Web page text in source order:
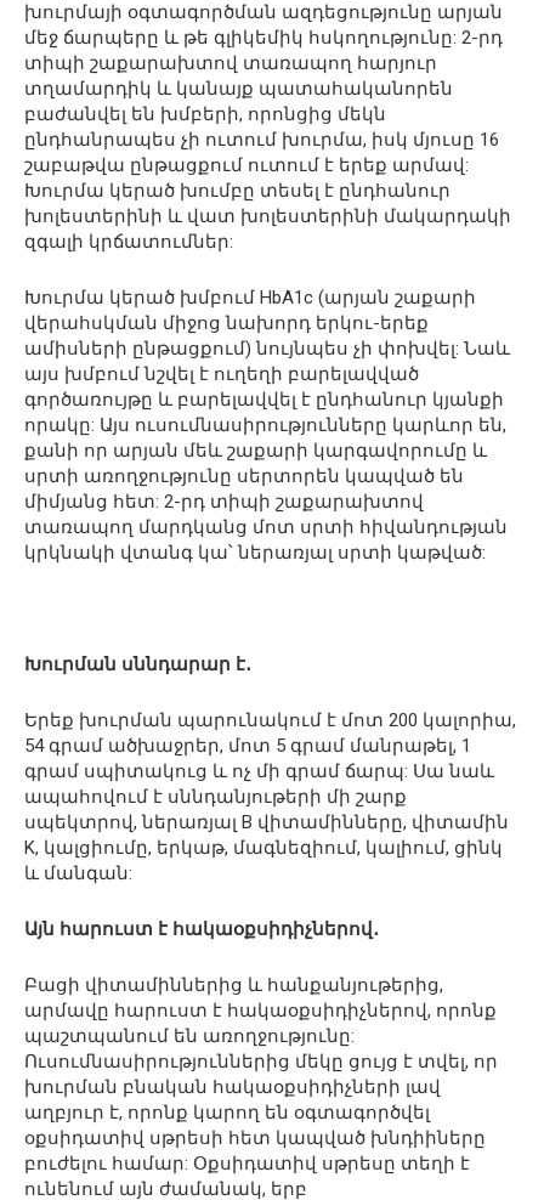
խուրմայի օգտագործման ազդեցությունը արյան
մեջ ճարպերը և թե գլիկեմիկ հսկողությունը: 2-րդ
տիպի շաքարախտով տառապող հարյուր
տղամարդիկ և կանայք պատահականորեն
բաժանվել են խմբերի, որոնցից մեկն
ընդհանրապես չի ուտում խուրմա, իսկ մյուսը 16
շաբաթվա ընթացքում ուտում է երեք արմավ:
Խուրմա կերած խումբը տեսել է ընդհանուր
խոլեստերինի և վատ խոլեստերինի մակարդակի
զգալի կրճատումներ:
Խուրմա կերած խմբում HbA1c (արյան շաքարի
վերահսկման միջոց նախորդ երկու-երեք
ամիսների ընթացքում) նույնպես չի փոխվել: Նաև
այս խմբում նշվել է ուղեղի բարելավված
գործառույթը և բարելավվել է ընդհանուր կյանքի
որակը: Այս ուսումնասիրությունները կարևոր են,
քանի որ արյան մեև շաքարի կարգավորումը և
սրտի առողջությունը սերտորեն կապված են
միմյանց հետ: 2-րդ տիպի շաքարախտով
տառապող մարդկանց մոտ սրտի հիվանդության
կրկնակի վտանգ կա՝ ներառյալ սրտի կաթված:
Խուրման սննդարար է․
Երեք խուրման պարունակում է մոտ 200 կալորիա,
54 գրամ ածխաջրեր, մոտ 5 գրամ մանրաթել, 1
գրամ սպիտակուց և ոչ մի գրամ ճարպ: Սա նաև
ապահովում է սննդանյութերի մի շարք
սպեկտրով, ներառյալ B վիտամինները, վիտամին
K, կալցիումը, երկաթ, մագնեզիում, կալիում, ցինկ
և մանգան:
Այն հարուստ է հակաօքսիդիչներով․
Բացի վիտամիններից և հանքանյութերից,
արմավը հարուստ է հակաօքսիդիչներով, որոնք
պաշտպանում են առողջությունը:
Ուսումնասիրություններից մեկը ցույց է տվել, որ
խուրման բնական հակաօքսիդիչների լավ
աղբյուր է, որոնք կարող են օգտագործվել
օքսիդատիվ սթրեսի հետ կապված խնդիիները
բուժելու համար: Օքսիդատիվ սթրեսը տեղի է
ունենում այն ​​ժամանակ, երբ